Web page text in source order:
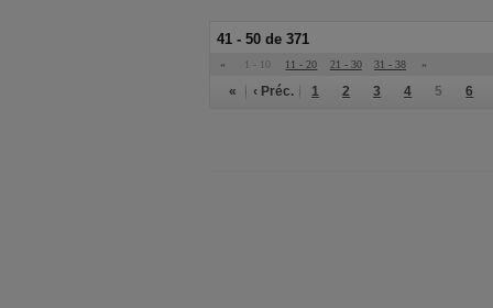
41 - 50 de 371
« 1 - 10 11 - 20 21 - 30 31 - 38 »
« ‹ Préc. 1 2 3 4 5 6